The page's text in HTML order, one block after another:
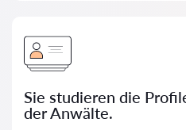
Sie studieren die
der Anwälte.